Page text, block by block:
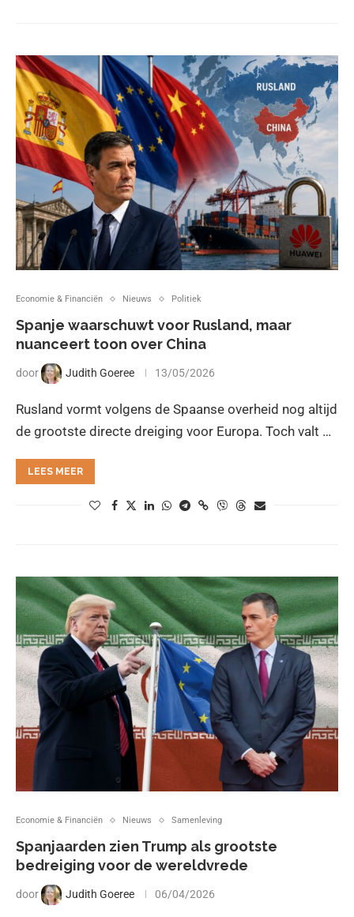
Economie & Financiën Nieuws Politiek
Spanje waarschuwt voor Rusland, maar
nuanceert toon over China
door Judith Goeree 13/05/2026
Rusland vormt volgens de Spaanse overheid nog altijd
de grootste directe dreiging voor Europa. Toch valt …
LEES MEER
Economie & Financiën Nieuws Samenleving
Spanjaarden zien Trump als grootste
bedreiging voor de wereldvrede
door Judith Goeree 06/04/2026